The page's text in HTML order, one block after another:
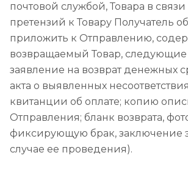
почтовой службой, Товара в
претензий к Товару Получатель
приложить к Отправлению,
возвращаемый Товар,
заявление на возврат денежных
акта о выявленных
квитанции об оплате; копию
Отправления; бланк возврата,
фиксирующую брак, заключение
случае ее проведения).